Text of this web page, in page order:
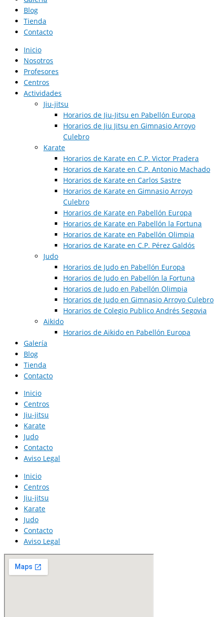
Blog
Tienda
Contacto
Inicio
Nosotros
Profesores
Centros
Actividades
Jiu-jitsu
Horarios de Jiu-Jitsu en Pabellón Europa
Horarios de Jiu Jitsu en Gimnasio Arroyo
Culebro
Karate
Horarios de Karate en C.P. Victor Pradera
Horarios de Karate en C.P. Antonio Machado
Horarios de Karate en Carlos Sastre
Horarios de Karate en Gimnasio Arroyo
Culebro
Horarios de Karate en Pabellón Europa
Horarios de Karate en Pabellón la Fortuna
Horarios de Karate en Pabellón Olimpia
Horarios de Karate en C.P. Pérez Galdós
Judo
Horarios de Judo en Pabellón Europa​
Horarios de Judo en Pabellón la Fortuna
Horarios de Judo en Pabellón Olimpia
Horarios de Judo en Gimnasio Arroyo Culebro
Horarios de Colegio Publico Andrés Segovia
Aikido
Horarios de Aikido en Pabellón Europa​
Galería
Blog
Tienda
Contacto
Inicio
Centros
Jiu-jitsu
Karate
Judo
Contacto
Aviso Legal
Inicio
Centros
Jiu-jitsu
Karate
Judo
Contacto
Aviso Legal